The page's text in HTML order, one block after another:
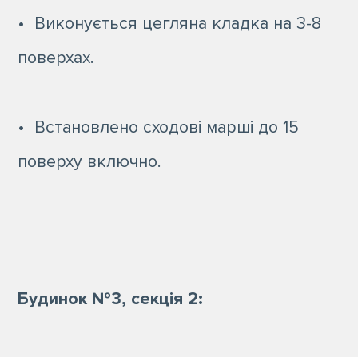
• Виконується цегляна кладка на 3-8
поверхах.
• Встановлено сходові марші до 15
поверху включно.
Будинок №3, секція 2: